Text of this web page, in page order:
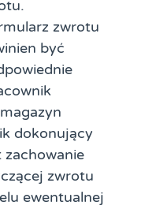
zwrotu
być
dokonujący
zachowanie
zwrotu
ewentualnej